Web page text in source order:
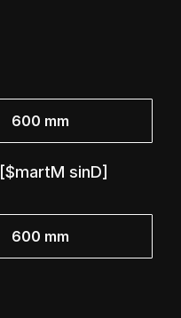
600 mm
sinD]
600 mm